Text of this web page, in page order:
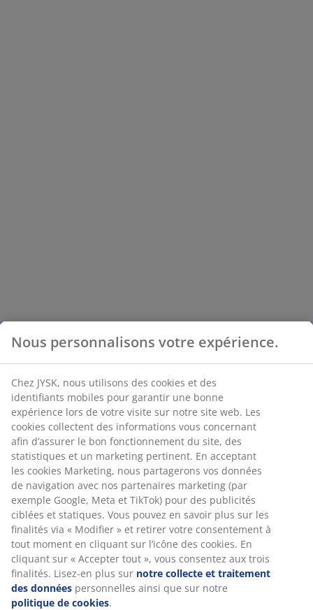
Nous personnalisons votre expérience.
Chez JYSK, nous utilisons des cookies et des
identifiants mobiles pour garantir une bonne
expérience lors de votre visite sur notre site web. Les
cookies collectent des informations vous concernant
afin d’assurer le bon fonctionnement du site, des
statistiques et un marketing pertinent. En acceptant
les cookies Marketing, nous partagerons vos données
de navigation avec nos partenaires marketing (par
exemple Google, Meta et TikTok) pour des publicités
ciblées et statiques. Vous pouvez en savoir plus sur les
finalités via « Modifier » et retirer votre consentement à
tout moment en cliquant sur l’icône des cookies. En
cliquant sur « Accepter tout », vous consentez aux trois
finalités. Lisez-en plus sur notre collecte et traitement
des données personnelles ainsi que sur notre
politique de cookies.